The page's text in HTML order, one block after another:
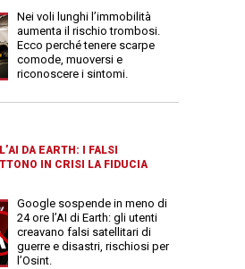
Nei voli lunghi l’immobilità
aumenta il rischio trombosi.
Ecco perché tenere scarpe
comode, muoversi e
riconoscere i sintomi.
DA EARTH: I FALSI
IN CRISI LA FIDUCIA
Google sospende in meno di
24 ore l’AI di Earth: gli utenti
creavano falsi satellitari di
guerre e disastri, rischiosi per
l’Osint.